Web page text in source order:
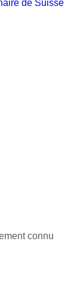
connu